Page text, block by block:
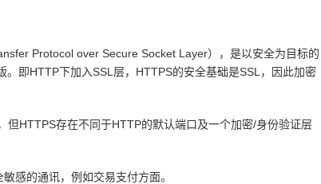
Protocol over Secure Socket Layer），是以安全为目标的
。即HTTP下加入SSL层，HTTPS的安全基础是SSL，因此加密
HTTPS存在不同于HTTP的默认端口及一个加密/身份验证层
的通讯，例如交易支付方面。